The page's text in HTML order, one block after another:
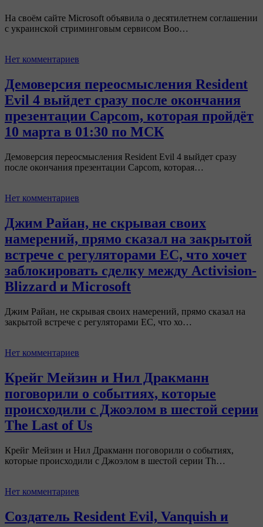
На своём сайте Microsoft объявила о десятилетнем соглашении
с украинской стриминговым сервисом Boo…
Нет комментариев
Демоверсия переосмысления Resident
Evil 4 выйдет сразу после окончания
презентации Capcom, которая пройдёт
10 марта в 01:30 по МСК
Демоверсия переосмысления Resident Evil 4 выйдет сразу
после окончания презентации Capcom, которая…
Нет комментариев
Джим Райан, не скрывая своих
намерений, прямо сказал на закрытой
встрече с регуляторами ЕС, что хочет
заблокировать сделку между Activision-
Blizzard и Microsoft
Джим Райан, не скрывая своих намерений, прямо сказал на
закрытой встрече с регуляторами ЕС, что хо…
Нет комментариев
Крейг Мейзин и Нил Дракманн
поговорили о событиях, которые
происходили с Джоэлом в шестой серии
The Last of Us
Крейг Мейзин и Нил Дракманн поговорили о событиях,
которые происходили с Джоэлом в шестой серии Th…
Нет комментариев
Создатель Resident Evil, Vanquish и